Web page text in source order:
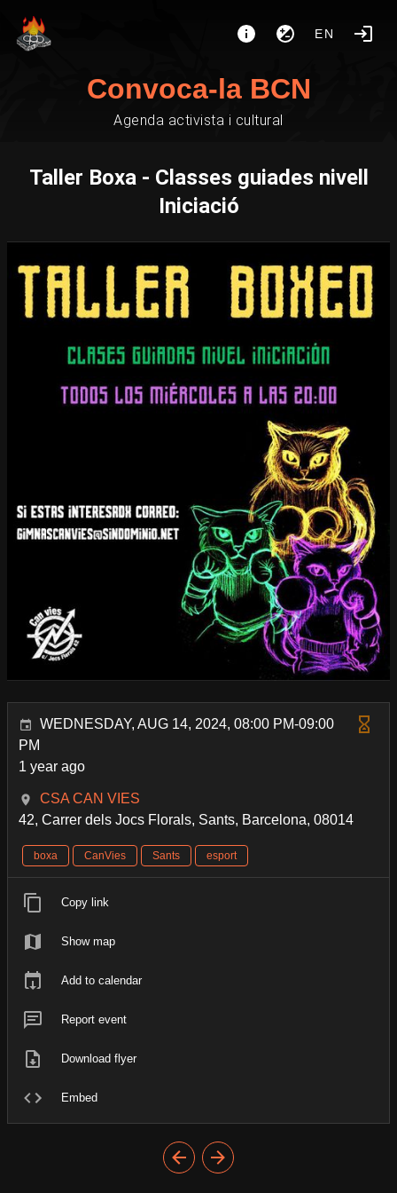
EN
Convoca-la BCN
Agenda activista i cultural
Taller Boxa - Classes guiades nivell
Iniciació
WEDNESDAY, AUG 14, 2024, 08:00 PM-09:00
PM
1 year ago
CSA CAN VIES
42, Carrer dels Jocs Florals, Sants, Barcelona, 08014
boxa CanVies Sants esport
Copy link
Show map
Add to calendar
Report event
Download flyer
Embed